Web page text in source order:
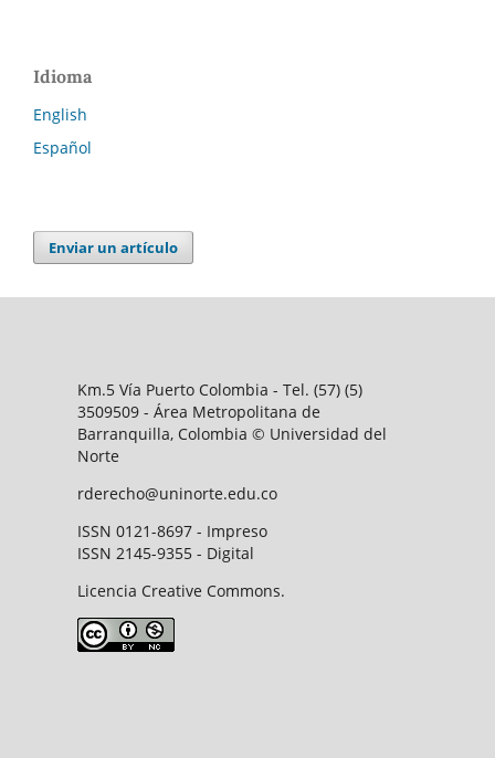
Idioma
English
Español
Enviar un artículo
Km.5 Vía Puerto Colombia - Tel. (57) (5)
3509509 - Área Metropolitana de
Barranquilla, Colombia © Universidad del
Norte
rderecho@uninorte.edu.co
ISSN 0121-8697 - Impreso
ISSN 2145-9355 - Digital
Licencia Creative Commons.